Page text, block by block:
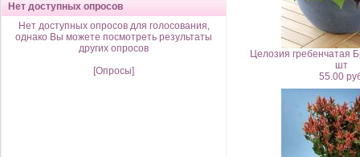
Нет доступных опросов
Нет доступных опросов для голосования,
однако Вы можете посмотреть результаты
других опросов
[Опросы]
Целозия гребенчатая
шт
55.00